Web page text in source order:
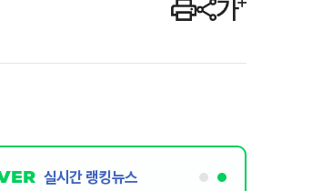
실시간 랭킹뉴스